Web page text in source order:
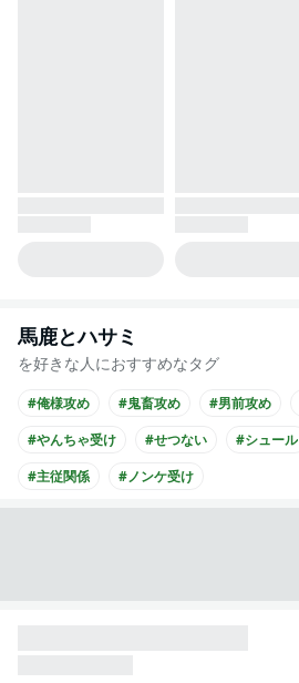
馬鹿とハサミ
を好きな人におすすめなタグ
#俺様攻め #鬼畜攻め #男前攻め
#やんちゃ受け
#せつない #シュール
#主従関係
#ノンケ受け